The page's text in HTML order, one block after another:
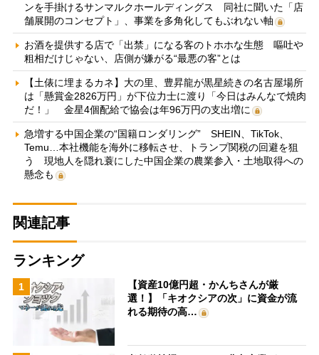
ンを手掛けるサンマルクホールディングス 同社に聞いた「店
舗展開のコンセプト」、事業を多角化してもぶれない軸
お酒を提供する店で「出禁」になる客のトホホな生態 嘔吐や
粗相だけじゃない、店側が嫌がる“最悪の客”とは
【土俵に埋まるカネ】大の里、豊昇龍が黒星続きの名古屋場所
は「懸賞金2826万円」が下位力士に渡り「今日はみんなで焼肉
だ！」 金星4個配給で協会は年96万円の支出増に
急増する中国企業の“国籍ロンダリング” SHEIN、TikTok、
Temu…本社機能を海外に移転させ、トランプ関税の回避を狙
う 現地人を隠れ蓑にした中国企業の農業参入・土地取得への
懸念も
関連記事
ランキング
1
【資産10億円超・かんちさんが厳
選！】「キオクシアの次」に資金が流
れる期待の高…